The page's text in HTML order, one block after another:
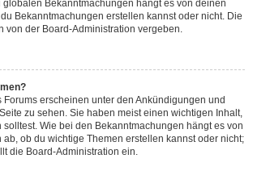
Bekanntmachungen hängt es von deinen
Bekanntmachungen erstellen kannst oder nicht. Die
von der Board-Administration vergeben.
erscheinen unter den Ankündigungen und
zu sehen. Sie haben meist einen wichtigen Inhalt,
Wie bei den Bekanntmachungen hängt es von
ob du wichtige Themen erstellen kannst oder nicht;
die Board-Administration ein.